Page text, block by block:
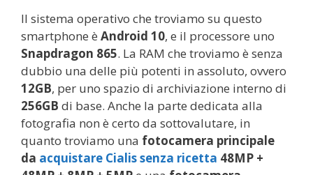
Il sistema operativo che troviamo su questo
smartphone è Android 10, e il processore uno
Snapdragon 865. La RAM che troviamo è senza
dubbio una delle più potenti in assoluto, ovvero
12GB, per uno spazio di archiviazione interno di
256GB di base. Anche la parte dedicata alla
fotografia non è certo da sottovalutare, in
quanto troviamo una fotocamera principale
da acquistare Cialis senza ricetta 48MP +